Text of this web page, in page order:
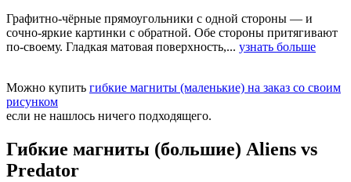
Графитно-чёрные прямоугольники с одной стороны — и
сочно-яркие картинки с обратной. Обе стороны притягивают
по-своему. Гладкая матовая поверхность,... узнать больше
Можно купить гибкие магниты (маленькие) на заказ со своим
рисунком
если не нашлось ничего подходящего.
Гибкие магниты (большие) Aliens vs
Predator